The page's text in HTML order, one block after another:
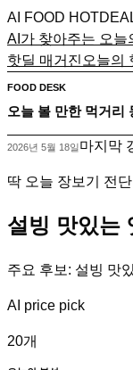
AI FOOD
AI가 찾아주는 오늘
핫딜 매거진 오늘의
FOOD DESK
오늘 볼 만한 먹거리
2026년 5월 18일마지막
딱 오늘 장보기 전단
설빙 맛있는
주요 후보: 설빙 맛
AI price pick
20개